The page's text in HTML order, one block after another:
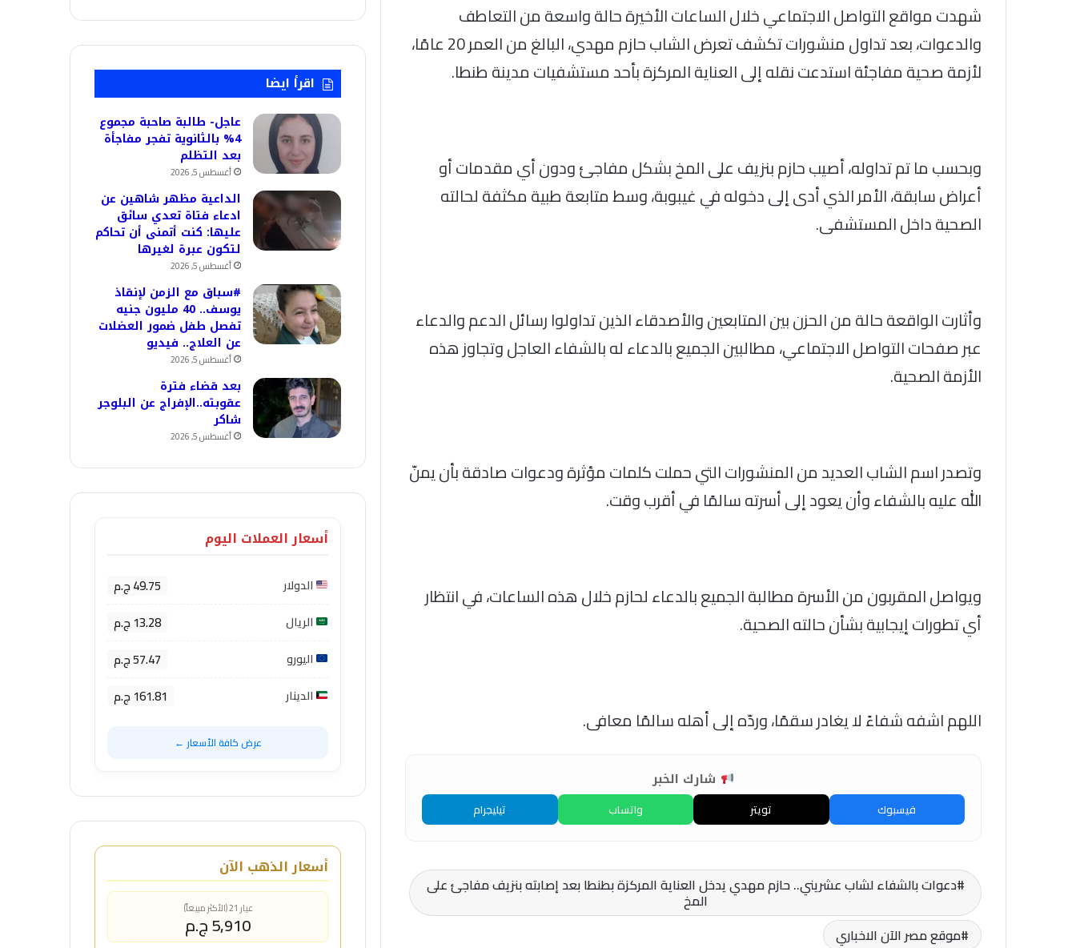
شهدت مواقع التواصل الاجتماعي خلال الساعات الأخيرة حالة واسعة من التعاطف
والدعوات، بعد تداول منشورات تكشف تعرض الشاب حازم مهدي، البالغ من العمر 20 عامًا،
لأزمة صحية مفاجئة استدعت نقله إلى العناية المركزة بأحد مستشفيات مدينة طنطا.
وبحسب ما تم تداوله، أصيب حازم بنزيف على المخ بشكل مفاجئ ودون أي مقدمات أو
أعراض سابقة، الأمر الذي أدى إلى دخوله في غيبوبة، وسط متابعة طبية مكثفة لحالته
الصحية داخل المستشفى.
وأثارت الواقعة حالة من الحزن بين المتابعين والأصدقاء الذين تداولوا رسائل الدعم والدعاء
عبر صفحات التواصل الاجتماعي، مطالبين الجميع بالدعاء له بالشفاء العاجل وتجاوز هذه
الأزمة الصحية.
وتصدر اسم الشاب العديد من المنشورات التي حملت كلمات مؤثرة ودعوات صادقة بأن يمنّ
الله عليه بالشفاء وأن يعود إلى أسرته سالمًا في أقرب وقت.
ويواصل المقربون من الأسرة مطالبة الجميع بالدعاء لحازم خلال هذه الساعات، في انتظار
أي تطورات إيجابية بشأن حالته الصحية.
اللهم اشفه شفاءً لا يغادر سقمًا، وردّه إلى أهله سالمًا معافى.
شارك الخبر
فيسبوك تويتر واتساب تيليجرام
دعوات بالشفاء لشاب عشريني.. حازم مهدي يدخل العناية المركزة بطنطا بعد إصابته بنزيف مفاجئ على
المخ
موقع مصر الآن الاخباري
اقرأ ايضا
عاجل- طالبة صاحبة مجموع
4% بالثانوية تفجر مفاجأة
بعد التظلم
أغسطس 5, 2026
الداعية مظهر شاهين عن
ادعاء فتاة تعدي سائق
عليها: كنت أتمنى أن تحاكم
لتكون عبرة لغيرها
أغسطس 5, 2026
#سباق مع الزمن لإنقاذ
يوسف.. 40 مليون جنيه
تفصل طفل ضمور العضلات
عن العلاج.. فيديو
أغسطس 5, 2026
بعد قضاء فترة
عقوبته..الإفراج عن البلوجر
شاكر
أغسطس 5, 2026
أسعار العملات اليوم
الدولار 49.75 ج.م
الريال 13.28 ج.م
اليورو 57.47 ج.م
الدينار 161.81 ج.م
عرض كافة الأسعار ←
أسعار الذهب الآن
عيار 21 (الأكثر مبيعاً)
5,910 ج.م